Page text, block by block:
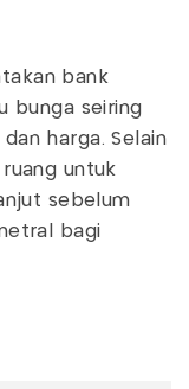
bank
bunga seiring
harga. Selain
untuk
sebelum
bagi